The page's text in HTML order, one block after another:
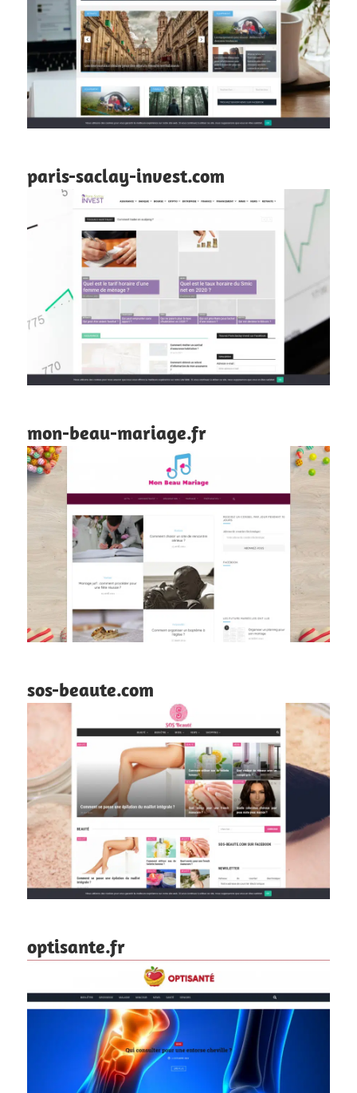
paris-saclay-invest.com
mon-beau-mariage.fr
sos-beaute.com
optisante.fr